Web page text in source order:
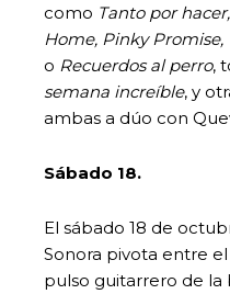
como Tanto por
Home, Pinky
o Recuerdos al perro,
semana increíble, y
ambas a dúo con
Sábado 18.
El sábado 18 de
Sonora pivota entre
pulso guitarrero de la